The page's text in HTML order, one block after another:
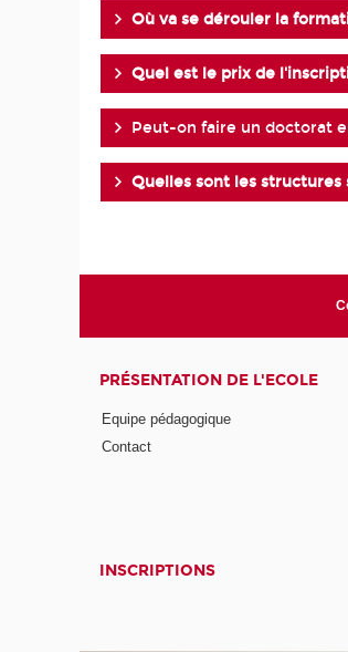
Où va se dérouler la
Quel est le prix de
Peut-on faire un doctorat
Quelles sont les
PRÉSENTATION DE L'ECOLE
Equipe pédagogique
Contact
INSCRIPTIONS